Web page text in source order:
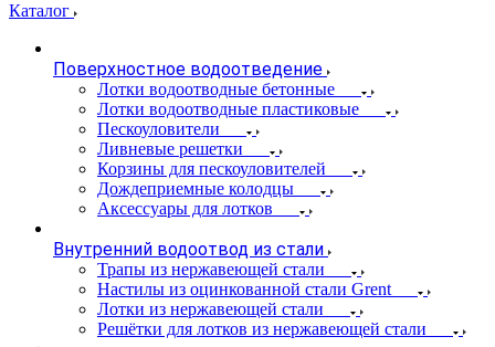
Каталог
Поверхностное водоотведение
Лотки водоотводные бетонные
Лотки водоотводные пластиковые
Пескоуловители
Ливневые решетки
Корзины для пескоуловителей
Дождеприемные колодцы
Аксессуары для лотков
Внутренний водоотвод из стали
Трапы из нержавеющей стали
Настилы из оцинкованной стали Grent
Лотки из нержавеющей стали
Решётки для лотков из нержавеющей стали